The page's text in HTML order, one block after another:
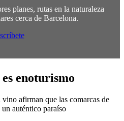
planes, rutas en la naturaleza
cerca de Barcelona.
enoturismo
afirman que las comarcas de
auténtico paraíso